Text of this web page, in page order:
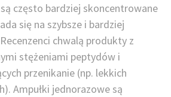
często bardziej skoncentrowane
się na szybsze i bardziej
chwalą produkty z
stężeniami peptydów i
przenikanie (np. lekkich
Ampułki jednorazowe są